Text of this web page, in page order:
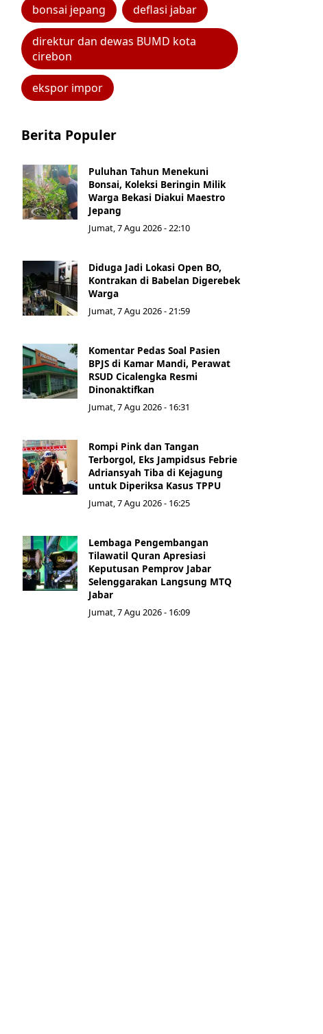
bonsai jepang deflasi jabar
direktur dan dewas BUMD kota
cirebon
ekspor impor
Berita Populer
Puluhan Tahun Menekuni
Bonsai, Koleksi Beringin Milik
Warga Bekasi Diakui Maestro
Jepang
Jumat, 7 Agu 2026 - 22:10
Diduga Jadi Lokasi Open BO,
Kontrakan di Babelan Digerebek
Warga
Jumat, 7 Agu 2026 - 21:59
Komentar Pedas Soal Pasien
BPJS di Kamar Mandi, Perawat
RSUD Cicalengka Resmi
Dinonaktifkan
Jumat, 7 Agu 2026 - 16:31
Rompi Pink dan Tangan
Terborgol, Eks Jampidsus Febrie
Adriansyah Tiba di Kejagung
untuk Diperiksa Kasus TPPU
Jumat, 7 Agu 2026 - 16:25
Lembaga Pengembangan
Tilawatil Quran Apresiasi
Keputusan Pemprov Jabar
Selenggarakan Langsung MTQ
Jabar
Jumat, 7 Agu 2026 - 16:09